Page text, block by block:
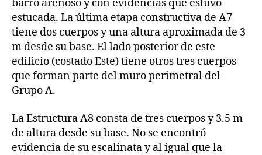
barro arenoso y con evidencias que estuvo
estucada. La última etapa constructiva de A7
tiene dos cuerpos y una altura aproximada de 3
m desde su base. El lado posterior de este
edificio (costado Este) tiene otros tres cuerpos
que forman parte del muro perimetral del
Grupo A.
La Estructura A8 consta de tres cuerpos y 3.5 m
de altura desde su base. No se encontró
evidencia de su escalinata y al igual que la